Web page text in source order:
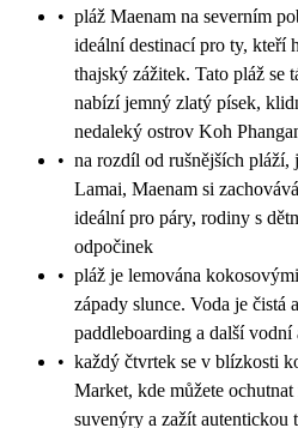
• pláž Maenam na severním
ideální destinací pro ty, kteří
thajský zážitek. Tato pláž se
nabízí jemný zlatý písek,
nedaleký ostrov Koh
• na rozdíl od rušnějších pláží,
Lamai, Maenam si
ideální pro páry, rodiny s
odpočinek
• pláž je lemována
západy slunce. Voda je čistá
paddleboarding a další
• každý čtvrtek se v blízkosti
Market, kde můžete
suvenýry a zažít autentickou